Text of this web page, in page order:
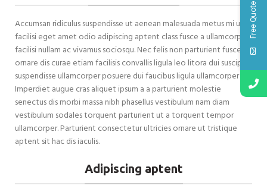
Accumsan ridiculus suspendisse ut aenean malesuada metus mi urna
facilisi eget amet odio adipiscing aptent class fusce a ullamcorper
facilisi nullam ac vivamus sociosqu. Nec felis non parturient fusce
ornare dis curae etiam facilisis convallis ligula leo litora dui suscipit
suspendisse ullamcorper posuere dui faucibus ligula ullamcorper sit.
Imperdiet augue cras aliquet ipsum a a parturient molestie
senectus dis morbi massa nibh phasellus vestibulum nam diam
vestibulum sodales torquent parturient ut a torquent tempor
ullamcorper. Parturient consectetur ultricies ornare ut tristique
aptent sit hac dis iaculis.
Adipiscing aptent
Free Quote